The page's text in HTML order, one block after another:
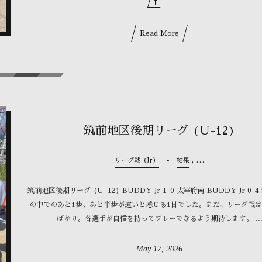
Read More
筑前地区後期リーグ (Ｕ-12)
リーグ戦（Jr） 結果 , …
筑前地区後期リーグ (Ｕ-12) BUDDY Jr 1-0 太宰府南 BUDDY Jr 0-4
の中でのあと1歩、あと半歩が遠いと感じる1日でした。まだ、リーグ戦
ばかり。各選手が自信を持ってプレーできるよう期待します。 ...
May 17,2026